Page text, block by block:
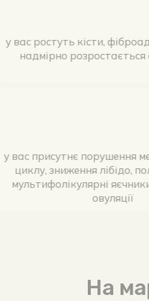
у вас ростуть кісти,
надмірно
у вас присутнє
циклу, зниження
мультифолікулярні
На